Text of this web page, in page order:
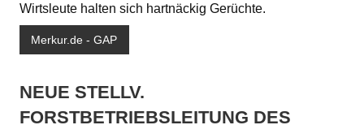
Wirtsleute halten sich hartnäckig Gerüchte.
Merkur.de - GAP
NEUE STELLV.
FORSTBETRIEBSLEITUNG DES